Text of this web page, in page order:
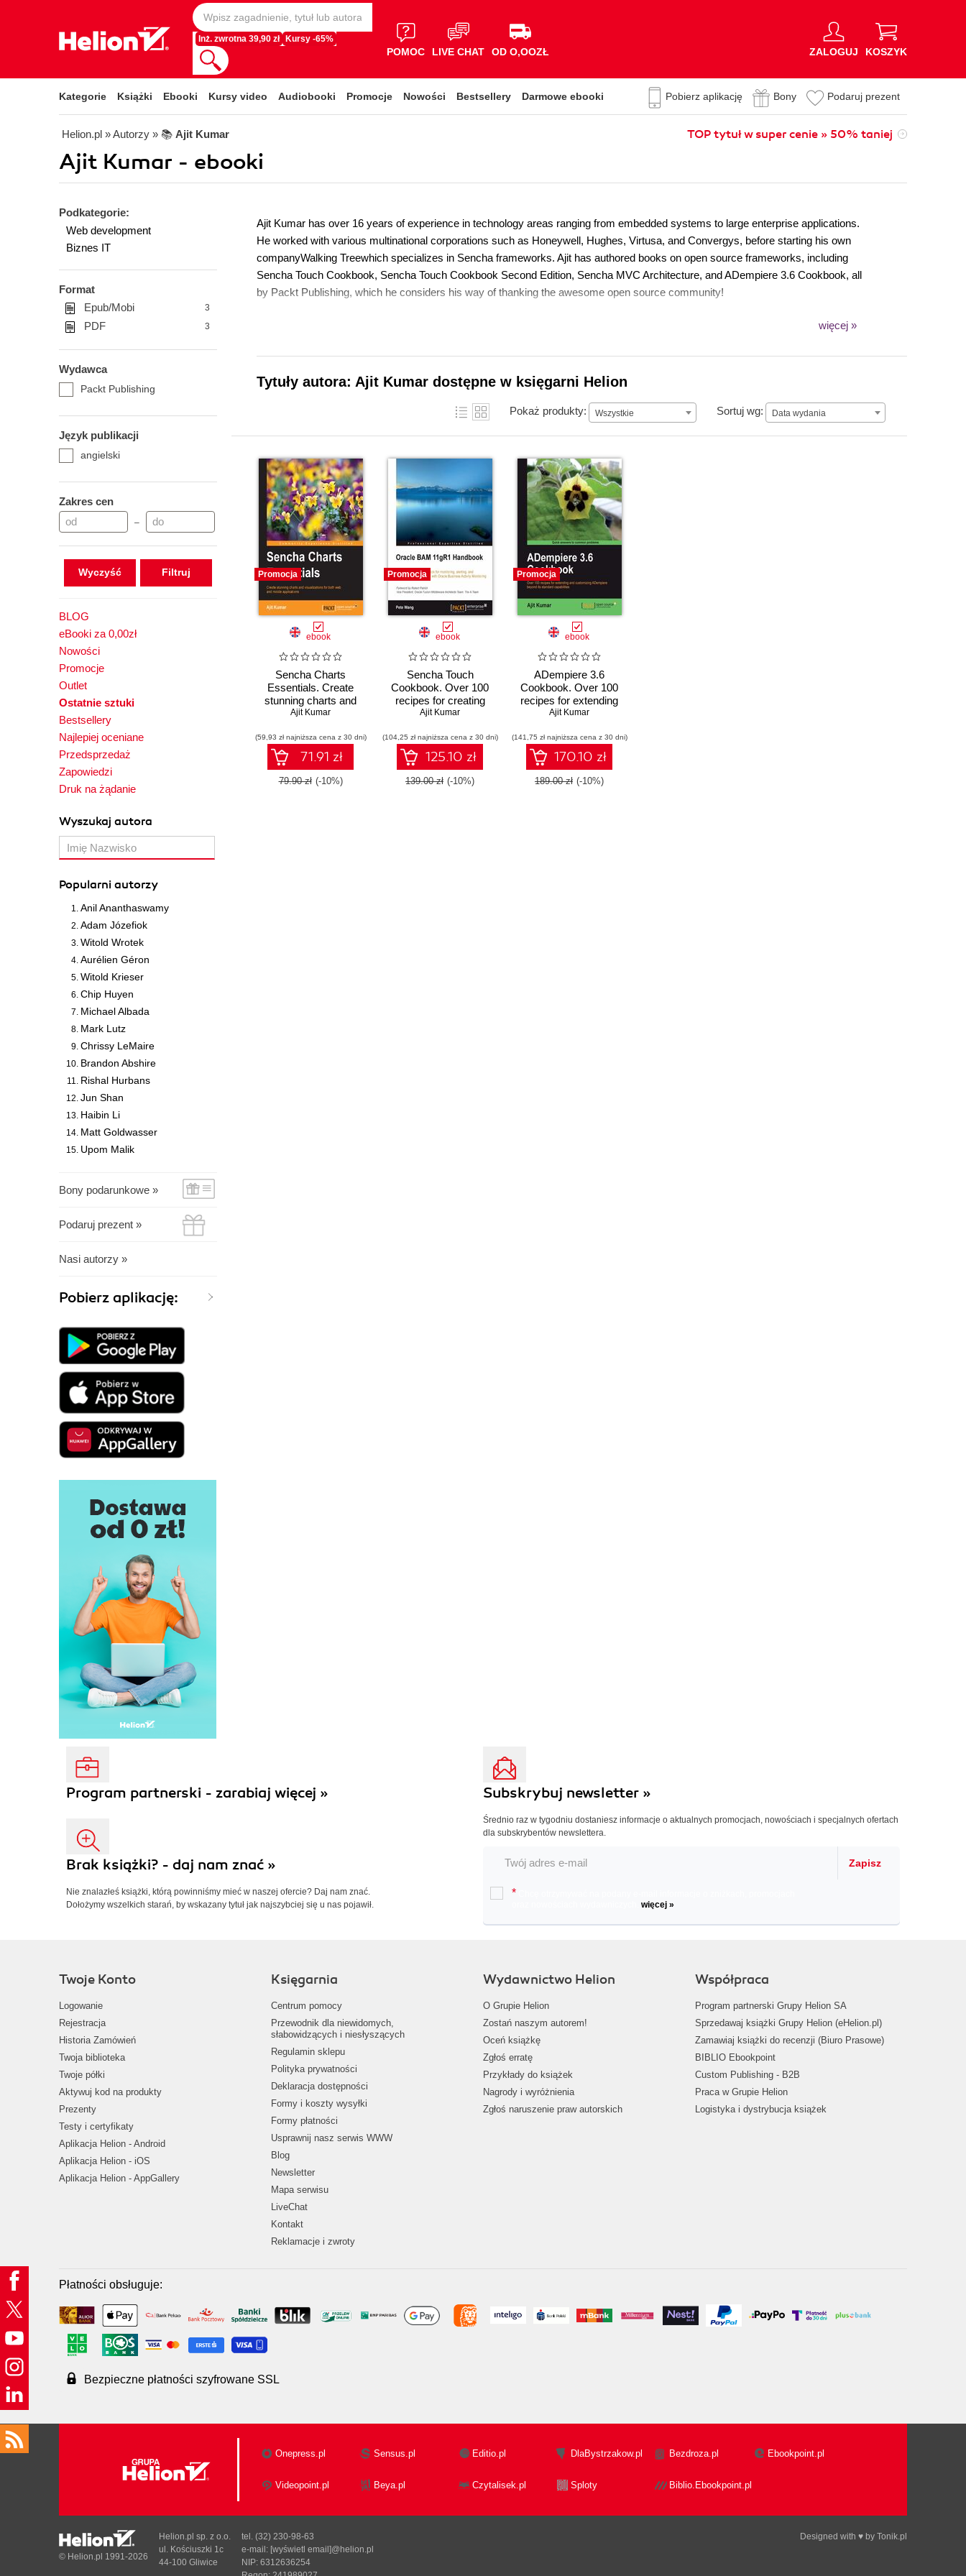
Inż. zwrotna 39,90 zł Kursy -65%
POMOC LIVE CHAT OD O,OOZŁ ZALOGUJ KOSZYK
Kategorie Książki Ebooki Kursy video Audiobooki Promocje Nowości Bestsellery Darmowe ebooki Pobierz aplikację Bony Podaruj prezent
Helion.pl » Autorzy » 📚 Ajit Kumar TOP tytuł w super cenie » 50% taniej
Ajit Kumar - ebooki
Podkategorie:
Web development
Biznes IT
Format
Epub/Mobi
3
PDF 3
Wydawca
Packt Publishing
Język publikacji
angielski
Zakres cen
–
Wyczyść
BLOG
eBooki za 0,00zł
Nowości
Promocje
Outlet
Ostatnie sztuki
Bestsellery
Najlepiej oceniane
Przedsprzedaż
Zapowiedzi
Druk na żądanie
Wyszukaj autora
Popularni autorzy
Anil Ananthaswamy
Adam Józefiok
Witold Wrotek
Aurélien Géron
Witold Krieser
Chip Huyen
Michael Albada
Mark Lutz
Chrissy LeMaire
Brandon Abshire
Rishal Hurbans
Jun Shan
Haibin Li
Matt Goldwasser
Upom Malik
Bony podarunkowe »
Podaruj prezent »
Nasi autorzy »
Pobierz aplikację:
Ajit Kumar has over 16 years of experience in technology areas ranging from embedded systems to large enterprise applications.
He worked with various multinational corporations such as Honeywell, Hughes, Virtusa, and Convergys, before starting his own
companyWalking Treewhich specializes in Sencha frameworks. Ajit has authored books on open source frameworks, including
Sencha Touch Cookbook, Sencha Touch Cookbook Second Edition, Sencha MVC Architecture, and ADempiere 3.6 Cookbook, all
by Packt Publishing, which he considers his way of thanking the awesome open source community!
więcej »
Tytuły autora: Ajit Kumar dostępne w księgarni Helion
Pokaż produkty: Wszystkie Sortuj wg: Data wydania
Data wydania
Promocja
ebook
Sencha Charts
Essentials. Create
stunning charts and
visualizations for both
applications
Ajit Kumar
(59,93 zł najniższa cena z 30 dni)
71.91 zł
79.90 zł (-10%)
Promocja
ebook
Sencha Touch
Cookbook. Over 100
recipes for creating
cross platform rich
Ajit Kumar
(104,25 zł najniższa cena z 30 dni)
125.10 zł
139.00 zł (-10%)
Promocja
ebook
ADempiere 3.6
Cookbook. Over 100
recipes for extending
and customizing
standard capabilities
Ajit Kumar
(141,75 zł najniższa cena z 30 dni)
170.10 zł
189.00 zł (-10%)
Program partnerski - zarabiaj więcej »
Brak książki? - daj nam znać »
Nie znalazłeś książki, którą powinniśmy mieć w naszej ofercie? Daj nam znać.
Dołożymy wszelkich starań, by wskazany tytuł jak najszybciej się u nas pojawił.
Subskrybuj newsletter »
Średnio raz w tygodniu dostaniesz informacje o aktualnych promocjach, nowościach i specjalnych ofertach
dla subskrybentów newslettera.
Zapisz
*
więcej »
Twoje Konto
Logowanie
Rejestracja
Historia Zamówień
Twoja biblioteka
Twoje półki
Aktywuj kod na produkty
Prezenty
Testy i certyfikaty
Aplikacja Helion - Android
Aplikacja Helion - iOS
Aplikacja Helion - AppGallery
Księgarnia
Centrum pomocy
Przewodnik dla niewidomych,
słabowidzących i niesłyszących
Regulamin sklepu
Polityka prywatności
Deklaracja dostępności
Formy i koszty wysyłki
Formy płatności
Usprawnij nasz serwis WWW
Blog
Newsletter
Mapa serwisu
LiveChat
Kontakt
Reklamacje i zwroty
Wydawnictwo Helion
O Grupie Helion
Zostań naszym autorem!
Oceń książkę
Zgłoś erratę
Przykłady do książek
Nagrody i wyróżnienia
Zgłoś naruszenie praw autorskich
Współpraca
Program partnerski Grupy Helion SA
Sprzedawaj książki Grupy Helion (eHelion.pl)
Zamawiaj książki do recenzji (Biuro Prasowe)
BIBLIO Ebookpoint
Custom Publishing - B2B
Praca w Grupie Helion
Logistyka i dystrybucja książek
Płatności obsługuje:
Bezpieczne płatności szyfrowane SSL
Onepress.pl Sensus.pl Editio.pl DlaBystrzakow.pl Bezdroza.pl Ebookpoint.pl
Videopoint.pl Beya.pl Czytalisek.pl Sploty Biblio.Ebookpoint.pl
Designed with ♥ by Tonik.pl
© Helion.pl 1991-2026
Helion.pl sp. z o.o.
ul. Kościuszki 1c
44-100 Gliwice
tel. (32) 230-98-63
e-mail: [wyświetl email]@helion.pl
NIP: 6312636254